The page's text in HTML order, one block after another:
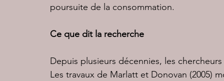
poursuite de la consommation.
Ce que dit la recherche
Depuis plusieurs décennies, les
Les travaux de Marlatt et Donovan (2005)